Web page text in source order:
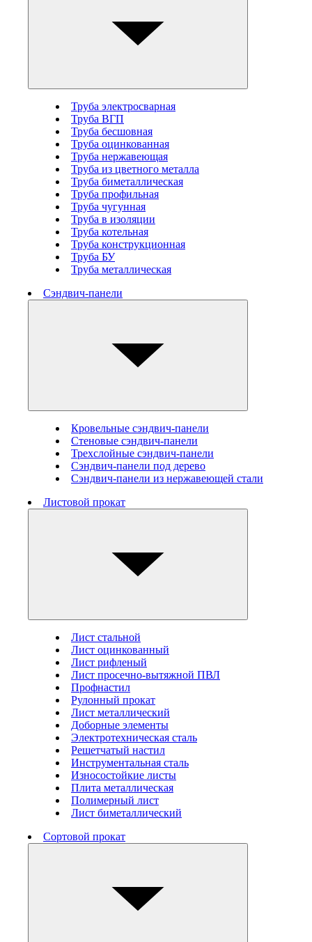
Труба электросварная
Труба ВГП
Труба бесшовная
Труба оцинкованная
Труба нержавеющая
Труба из цветного металла
Труба биметаллическая
Труба профильная
Труба чугунная
Труба в изоляции
Труба котельная
Труба конструкционная
Труба БУ
Труба металлическая
Сэндвич-панели
Кровельные сэндвич-панели
Стеновые cэндвич-панели
Трехслойные сэндвич-панели
Сэндвич-панели под дерево
Сэндвич-панели из нержавеющей стали
Листовой прокат
Лист стальной
Лист оцинкованный
Лист рифленый
Лист просечно-вытяжной ПВЛ
Профнастил
Рулонный прокат
Лист металлический
Доборные элементы
Электротехническая сталь
Решетчатый настил
Инструментальная сталь
Износостойкие листы
Плита металлическая
Полимерный лист
Лист биметаллический
Сортовой прокат